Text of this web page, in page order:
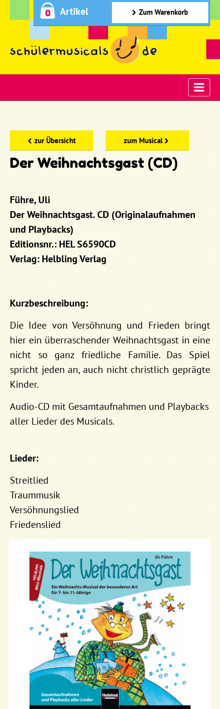
0 Artikel Zum Warenkorb
zur Übersicht zum Musical
Der Weihnachtsgast (CD)
Führe, Uli
Der Weihnachtsgast. CD (Originalaufnahmen
und Playbacks)
Editionsnr.: HEL S6590CD
Verlag: Helbling Verlag
Kurzbeschreibung:
Die Idee von Versöhnung und Frieden bringt
hier ein überraschender Weihnachtsgast in eine
nicht so ganz friedliche Familie. Das Spiel
spricht jeden an, auch nicht christlich geprägte
Kinder.
Audio-CD mit Gesamtaufnahmen und Playbacks
aller Lieder des Musicals.
Lieder:
Streitlied
Traummusik
Versöhnungslied
Friedenslied